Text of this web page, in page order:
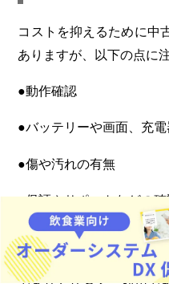
コストを抑えるために中
ありますが、以下の点に
●動作確認
●バッテリーや画面、充
●傷や汚れの有無
●保証やサポートなどの
特に、中古品のモデルや
認することが重要です。